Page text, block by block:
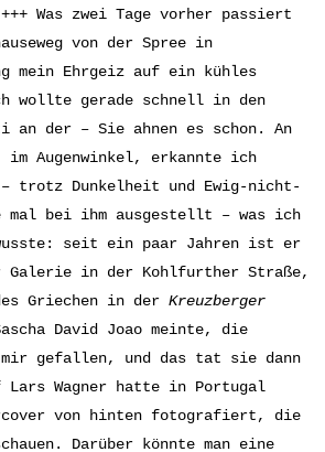
Was zwei Tage vorher passiert
von der Spree in
mein Ehrgeiz auf ein kühles
wollte gerade schnell in den
an der – Sie ahnen es schon. An
im Augenwinkel, erkannte ich
– trotz Dunkelheit und Ewig-nicht-
mal bei ihm ausgestellt – was ich
seit ein paar Jahren ist er
Galerie in der Kohlfurther Straße,
Griechen in der Kreuzberger
David Joao meinte, die
mir gefallen, und das tat sie dann
Lars Wagner hatte in Portugal
von hinten fotografiert, die
Darüber könnte man eine